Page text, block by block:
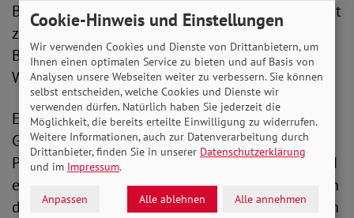
Barrieren abbauen sollte. Es ist schlichtweg nicht
zielführend, wenn beispielsweise der
Bankautomat barrierefrei bedienbar, aber der
Weg dorthin unüberwindbar ist“, erklärt Bauer.
Ebenso kritisch sieht der SoVD-Präsident die im
Gesetzentwurf geplanten Fristen. Die Corona-
Pandemie hat der Digitalisierung in Deutschland
einen regelrechten Schub verpasst. „Wir haben in
den letzten Monaten gesehen, was alles möglich
Cookie-Hinweis und Einstellungen
Wir verwenden Cookies und Dienste von Drittanbietern, um
Ihnen einen optimalen Service zu bieten und auf Basis von
Analysen unsere Webseiten weiter zu verbessern. Sie können
selbst entscheiden, welche Cookies und Dienste wir
verwenden dürfen. Natürlich haben Sie jederzeit die
Möglichkeit, die bereits erteilte Einwilligung zu widerrufen.
Weitere Informationen, auch zur Datenverarbeitung durch
Drittanbieter, finden Sie in unserer Datenschutzerklärung
und im Impressum.
Anpassen Alle ablehnen Alle annehmen